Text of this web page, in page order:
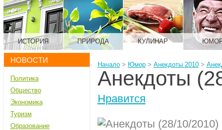
ИСТОРИЯ ПРИРОДА КУЛИНАР
НОВОСТИ
Политика
Общество
Экономика
Туризм
Образование
Начало> Юмор> Анекдоты 2010>
Анекдоты
Нравится